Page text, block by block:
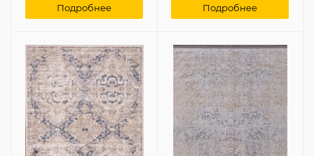
Подробнее Подробнее